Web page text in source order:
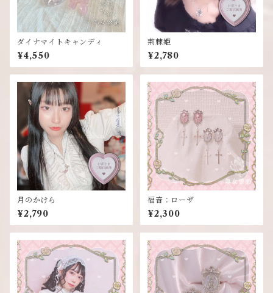
ダイナマイトキャンディ
¥4,550
荊棘姫
¥2,780
月のかけら
¥2,790
福音：ローザ
¥2,300